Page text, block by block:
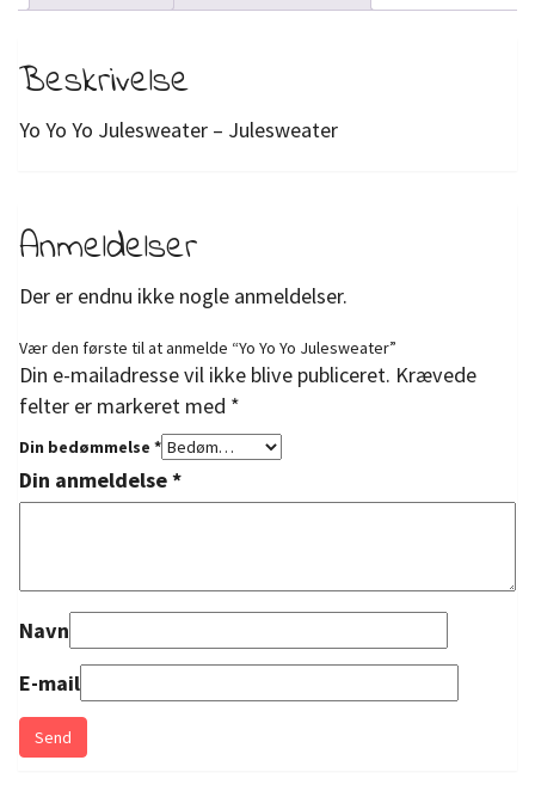
Beskrivelse
Yo Yo Yo Julesweater – Julesweater
Anmeldelser
Der er endnu ikke nogle anmeldelser.
Vær den første til at anmelde “Yo Yo Yo Julesweater”
Din e-mailadresse vil ikke blive publiceret. Krævede
felter er markeret med *
Din bedømmelse *
Din anmeldelse*
Navn
E-mail